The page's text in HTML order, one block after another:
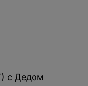
с Дедом